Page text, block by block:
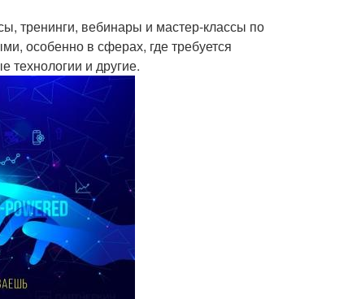
тренинги, вебинары и мастер-классы по
особенно в сферах, где требуется
технологии и другие.